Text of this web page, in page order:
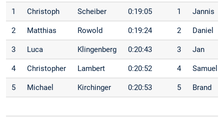
1 Christoph Scheiber 0:19:05 1 Jannis
2 Matthias Rowold 0:19:24 2 Daniel
3 Luca Klingenberg 0:20:43 3 Jan
4 Christopher Lambert 0:20:52 4 Samuel
5 Michael Kirchinger 0:20:53 5 Brand